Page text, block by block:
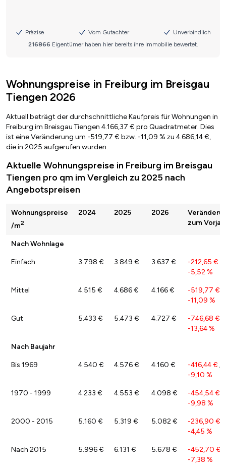
Wohnungspreise in Freiburg im Breisgau
Tiengen 2026
Aktuell beträgt der durchschnittliche Kaufpreis für Wohnungen in
Freiburg im Breisgau Tiengen 4.166,37 € pro Quadratmeter. Dies
ist eine Veränderung um -519,77 € bzw. -11,09 % zu 4.686,14 €,
die in 2025 aufgerufen wurden.
Aktuelle Wohnungspreise in Freiburg im Breisgau
Tiengen pro qm im Vergleich zu 2025 nach
Angebotspreisen
Wohnungspreise
/m2
2024 2025 2026
zum
Nach Wohnlage
Einfach 3.798 € 3.849 € 3.637 € -212,65 €
-5,52 %
Mittel 4.515 € 4.686 € 4.166 € -519,77 €
-11,09 %
Gut 5.433 € 5.473 € 4.727 € -746,68 €
-13,64 %
Nach Baujahr
Bis 1969 4.540 € 4.576 € 4.160 € -416,44 € /
-9,10 %
1970 - 1999 4.233 € 4.553 € 4.098 € -454,54 €
-9,98 %
2000 - 2015 5.160 € 5.319 € 5.082 € -236,90 €
-4,45 %
Nach 2015 5.996 € 6.131 € 5.678 € -452,70 €
-7,38 %